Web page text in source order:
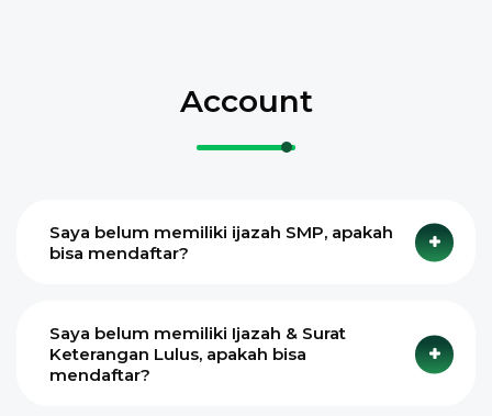
Account
Saya belum memiliki ijazah SMP, apakah
bisa mendaftar?
Saya belum memiliki Ijazah & Surat
Keterangan Lulus, apakah bisa
mendaftar?